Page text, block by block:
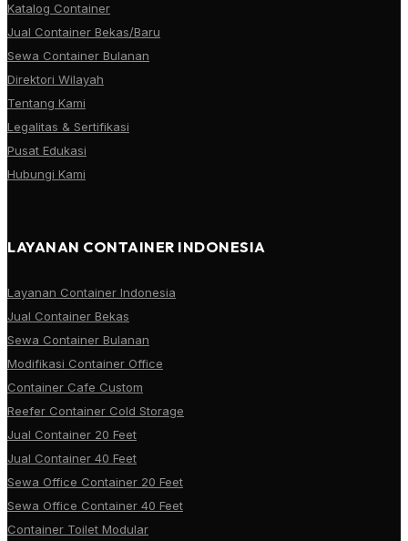
Katalog Container
Jual Container Bekas/Baru
Sewa Container Bulanan
Direktori Wilayah
Tentang Kami
Legalitas & Sertifikasi
Pusat Edukasi
Hubungi Kami
LAYANAN CONTAINER INDONESIA
Layanan Container Indonesia
Jual Container Bekas
Sewa Container Bulanan
Modifikasi Container Office
Container Cafe Custom
Reefer Container Cold Storage
Jual Container 20 Feet
Jual Container 40 Feet
Sewa Office Container 20 Feet
Sewa Office Container 40 Feet
Container Toilet Modular